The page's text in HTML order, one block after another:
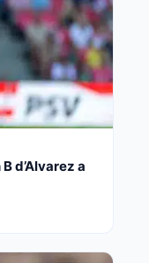
d’Alvarez a